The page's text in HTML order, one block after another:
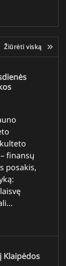
Žiūrėti viską
finansų
posakis,
Klaipėdos